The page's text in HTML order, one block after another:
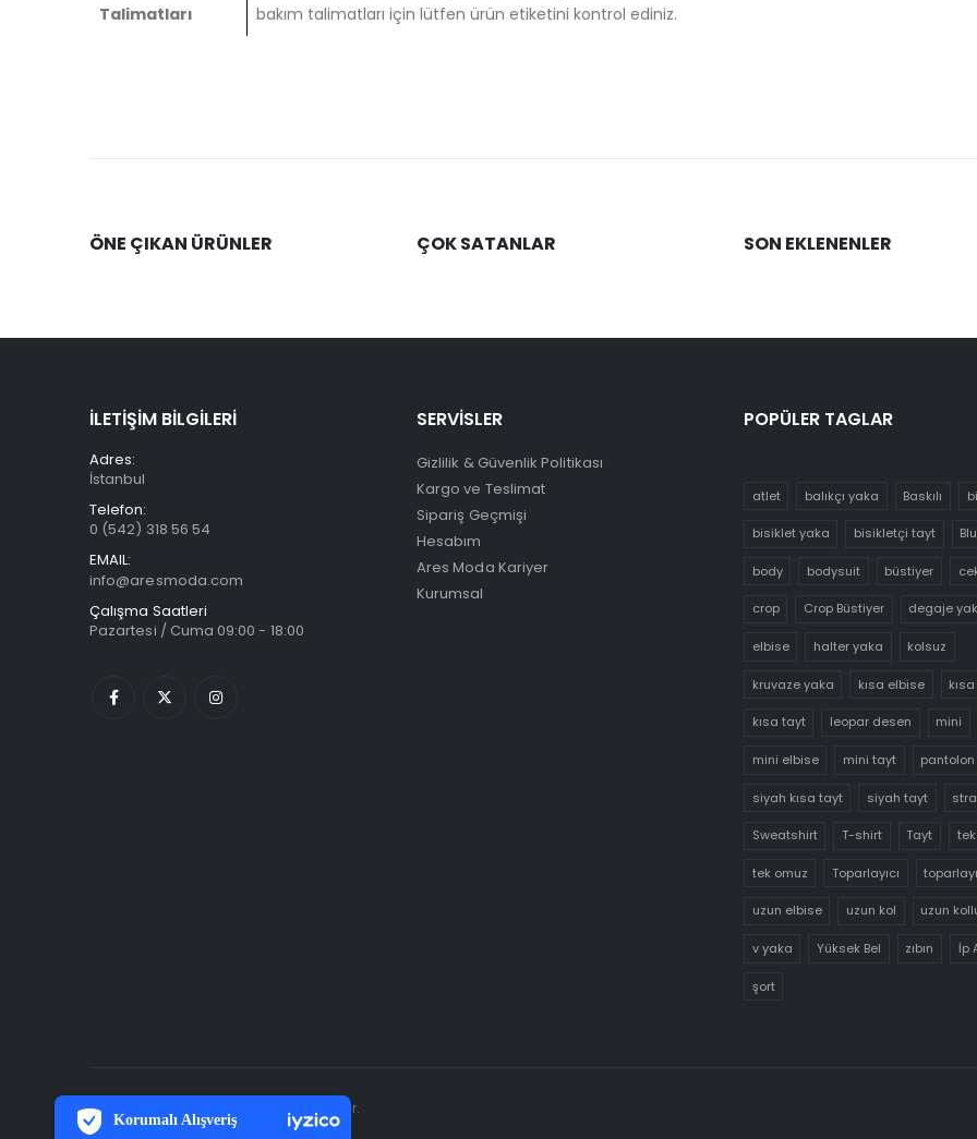
Korumalı Alışveriş
7/24 Canlı Destek
iyzico Korumalı Alışveriş
Talimatları
bakım talimatları için lütfen ürün etiketini kontrol ediniz.
ÖNE ÇIKAN ÜRÜNLER ÇOK SATANLAR SON EKLENENLER
İLETİŞİM BİLGİLERİ
Adres:
İstanbul
Telefon:
0 (542) 318 56 54
EMAIL:
info@aresmoda.com
Çalışma Saatleri
Pazartesi / Cuma 09:00 - 18:00
SERVİSLER
Gizlilik & Güvenlik Politikası
Kargo ve Teslimat
Sipariş Geçmişi
Hesabım
Ares Moda Kariyer
Kurumsal
POPÜLER TAGLAR
atlet balıkçı yaka Baskılı
bisiklet yaka bisikletçi tayt
body bodysuit büstiyer
crop Crop Büstiyer degaje
elbise halter yaka kolsuz
kruvaze yaka kısa elbise
kısa tayt leopar desen mini
mini elbise mini tayt pantolon
siyah kısa tayt siyah tayt
Sweatshirt T-shirt Tayt
tek omuz Toparlayıcı
uzun elbise uzun kol uzun
v yaka Yüksek Bel zıbın İp
şort
© Helios Ajans tarafından düzenlenmiştir.